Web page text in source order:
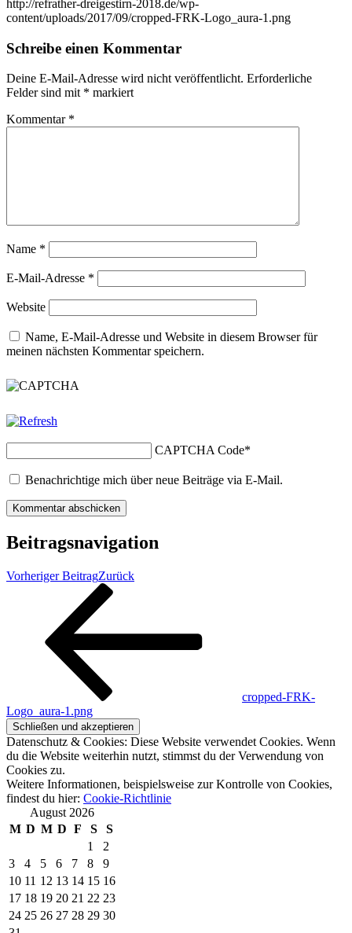
http://refrather-dreigestirn-2018.de/wp-
content/uploads/2017/09/cropped-FRK-Logo_aura-1.png
Schreibe einen Kommentar
Deine E-Mail-Adresse wird nicht veröffentlicht. Erforderliche
Felder sind mit * markiert
Kommentar *
Name *
E-Mail-Adresse *
Website
Name, E-Mail-Adresse und Website in diesem Browser für
meinen nächsten Kommentar speichern.
CAPTCHA Code*
Benachrichtige mich über neue Beiträge via E-Mail.
Beitragsnavigation
Vorheriger BeitragZurück
cropped-FRK-
Logo_aura-1.png
Datenschutz & Cookies: Diese Website verwendet Cookies. Wenn
du die Website weiterhin nutzt, stimmst du der Verwendung von
Cookies zu.
Weitere Informationen, beispielsweise zur Kontrolle von Cookies,
findest du hier: Cookie-Richtlinie
August 2026
M D M D F S
S
1
2
3
4 5 6 7 8
9
10 11 12 13 14 15 16
17 18 19 20 21 22 23
24 25 26 27 28 29 30